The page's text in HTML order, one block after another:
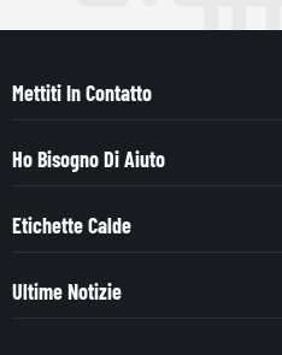
Mettiti In Contatto
Ho Bisogno Di Aiuto
Etichette Calde
Ultime Notizie